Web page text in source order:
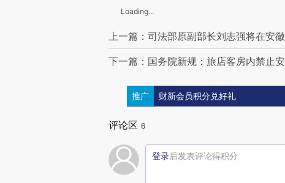
Loading...
上一篇：司法部原副部长刘志强将在安
下一篇：国务院新规：旅店客房内禁止
推广 财新会员积分兑好礼
评论区 6
登录后发表评论得积分